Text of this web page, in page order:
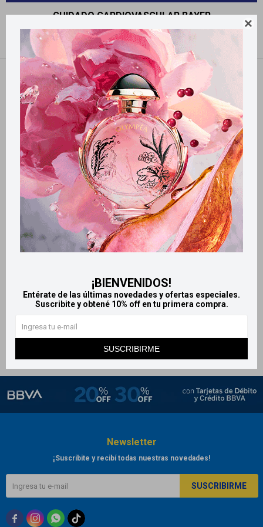

¡BIENVENIDOS!
Entérate de las últimas novedades y ofertas especiales.
Suscribite y obtené 10% off en tu primera compra.
SUSCRIBIRME
CUIDADO CARDIOVASCULAR BAYER
Filtrando por: Cuidado Cardiovascular Bayer Quitar filtros
LlegaMAÑANA
MAÑANA
Aspirinetas 100 mg x98
comprimidos
$ 619 $ 687
Newsletter
¡Suscribite y recibí todas nuestras novedades!
SUSCRIBIRME
  